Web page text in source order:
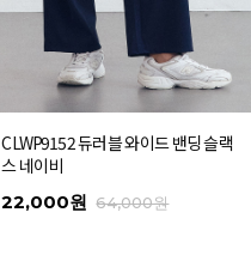
CLWP9152 듀러블 와이드 밴딩 슬랙
스 네이비
22,000원 64,000원